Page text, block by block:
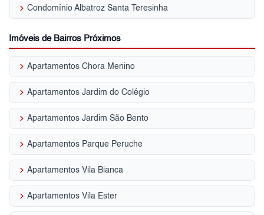
keyboard_arrow_right Condomínio Albatroz Santa Teresinha
Imóveis de Bairros Próximos
keyboard_arrow_right Apartamentos Chora Menino
keyboard_arrow_right Apartamentos Jardim do Colégio
keyboard_arrow_right Apartamentos Jardim São Bento
keyboard_arrow_right Apartamentos Parque Peruche
keyboard_arrow_right Apartamentos Vila Bianca
keyboard_arrow_right Apartamentos Vila Ester